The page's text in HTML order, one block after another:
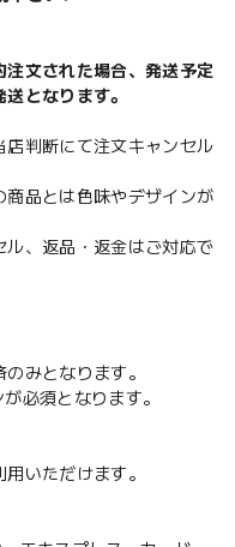
注文された場合、発送予定
となります。
店判断にて注文キャンセル
商品とは色味やデザインが
ル、返品・返金はご対応で
みとなります。
必須となります。
いただけます。